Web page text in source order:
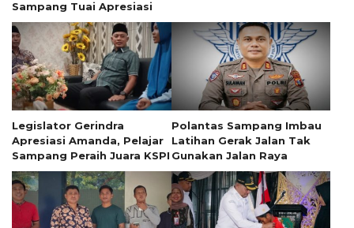
Sampang Tuai Apresiasi
Legislator Gerindra
Apresiasi Amanda, Pelajar
Sampang Peraih Juara KSPI
Polantas Sampang Imbau
Latihan Gerak Jalan Tak
Gunakan Jalan Raya